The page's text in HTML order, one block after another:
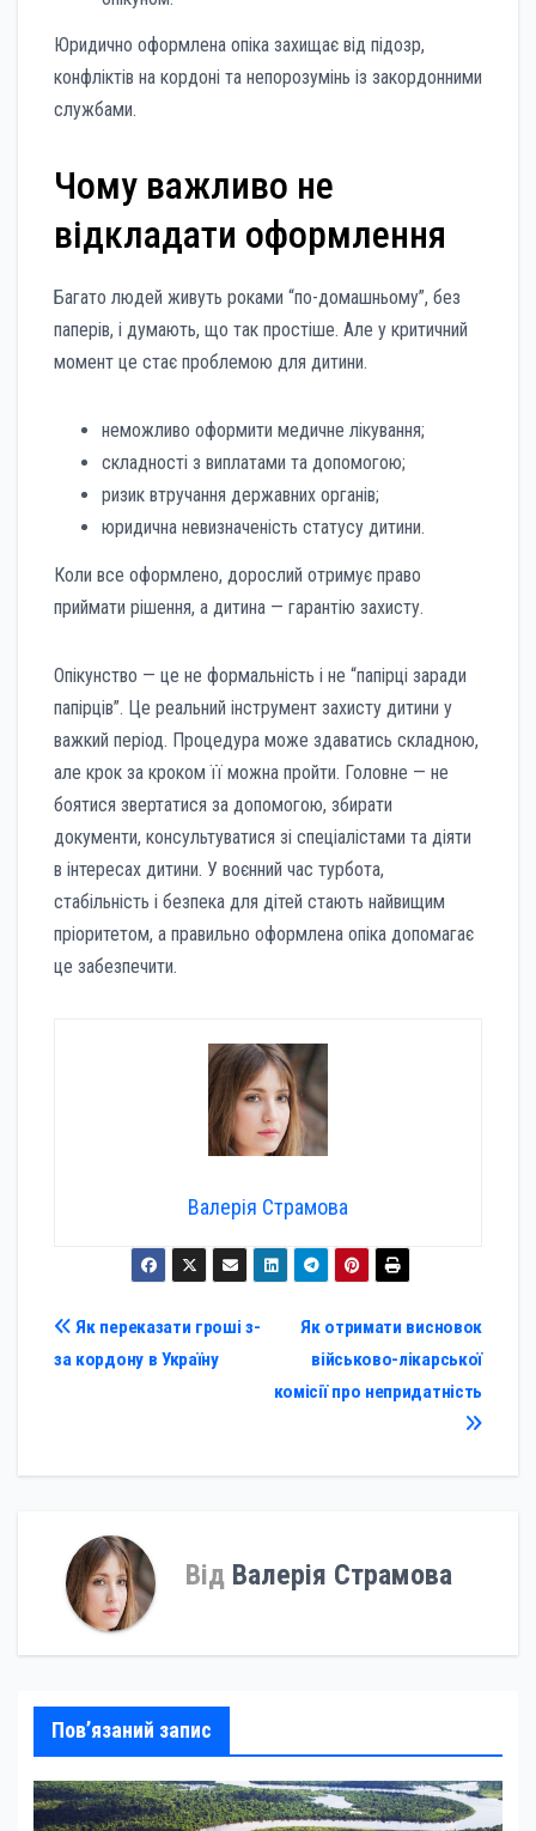
Юридично оформлена опіка захищає від підозр,
конфліктів на кордоні та непорозумінь із закордонними
службами.
Чому важливо не
відкладати оформлення
Багато людей живуть роками “по-домашньому”, без
паперів, і думають, що так простіше. Але у критичний
момент це стає проблемою для дитини.
неможливо оформити медичне лікування;
складності з виплатами та допомогою;
ризик втручання державних органів;
юридична невизначеність статусу дитини.
Коли все оформлено, дорослий отримує право
приймати рішення, а дитина — гарантію захисту.
Опікунство — це не формальність і не “папірці заради
папірців”. Це реальний інструмент захисту дитини у
важкий період. Процедура може здаватись складною,
але крок за кроком її можна пройти. Головне — не
боятися звертатися за допомогою, збирати
документи, консультуватися зі спеціалістами та діяти
в інтересах дитини. У воєнний час турбота,
стабільність і безпека для дітей стають найвищим
пріоритетом, а правильно оформлена опіка допомагає
це забезпечити.
Валерія Страмова
Навігація
записів
Як отримати висновок
військово-лікарської
комісії про непридатність
Як переказати гроші з-
за кордону в Україну
Від Валерія Страмова
Пов’язаний запис